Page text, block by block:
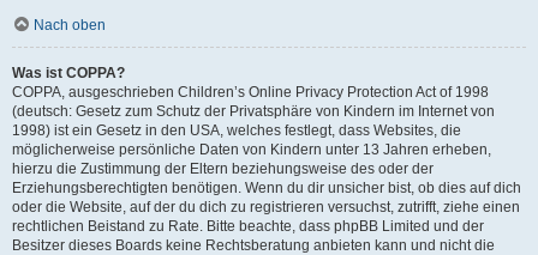
Nach oben
Was ist COPPA?
COPPA, ausgeschrieben Children’s Online Privacy Protection Act of 1998
(deutsch: Gesetz zum Schutz der Privatsphäre von Kindern im Internet von
1998) ist ein Gesetz in den USA, welches festlegt, dass Websites, die
möglicherweise persönliche Daten von Kindern unter 13 Jahren erheben,
hierzu die Zustimmung der Eltern beziehungsweise des oder der
Erziehungsberechtigten benötigen. Wenn du dir unsicher bist, ob dies auf dich
oder die Website, auf der du dich zu registrieren versuchst, zutrifft, ziehe einen
rechtlichen Beistand zu Rate. Bitte beachte, dass phpBB Limited und der
Besitzer dieses Boards keine Rechtsberatung anbieten kann und nicht die